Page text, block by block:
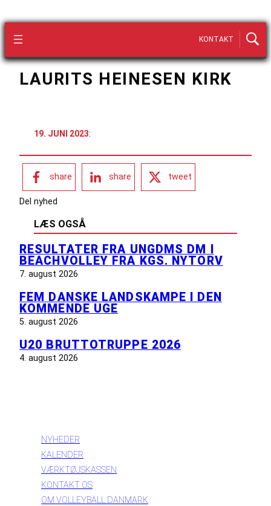
KONTAKT
LAURITS HEINESEN KIRK
19. JUNI 2023:
share share tweet
Del nyhed
LÆS OGSÅ
RESULTATER FRA UNGDMS DM I
BEACHVOLLEY FRA KGS. NYTORV
7. august 2026
FEM DANSKE LANDSKAMPE I DEN
KOMMENDE UGE
5. august 2026
U20 BRUTTOTRUPPE 2026
4. august 2026
NYHEDER
KALENDER
VÆRKTØJSKASSEN
KONTAKT OS
OM VOLLEYBALL DANMARK